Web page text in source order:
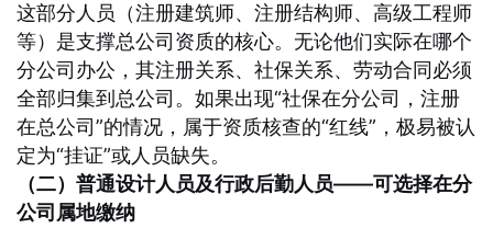
这部分人员（注册建筑师、注册结构师、高级工程师
等）是支撑总公司资质的核心。无论他们实际在哪个
分公司办公，其注册关系、社保关系、劳动合同必须
全部归集到总公司。如果出现“社保在分公司，注册
在总公司”的情况，属于资质核查的“红线”，极易被认
定为“挂证”或人员缺失。
（二）普通设计人员及行政后勤人员——可选择在分
公司属地缴纳